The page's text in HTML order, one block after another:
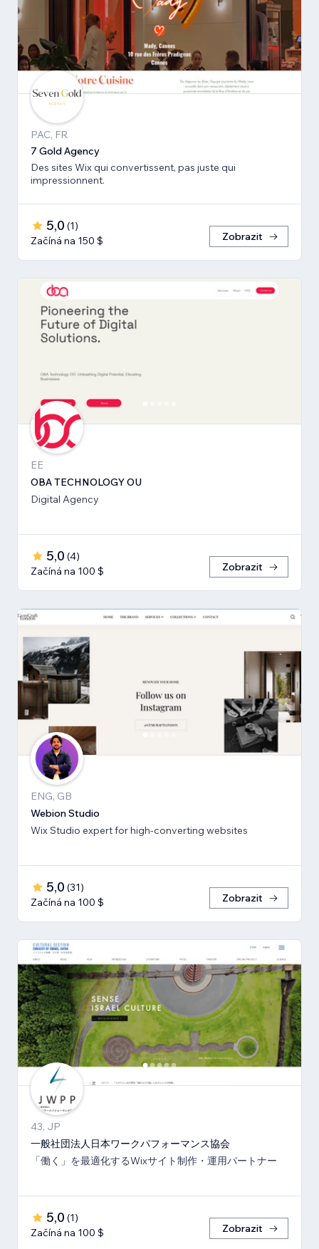
PAC, FR
7 Gold Agency
Des sites Wix qui convertissent, pas juste qui
impressionnent.
5,0 (1)
Začíná na 150 $
Zobrazit
EE
OBA TECHNOLOGY OU
Digital Agency
5,0 (4)
Začíná na 100 $
Zobrazit
ENG, GB
Webion Studio
Wix Studio expert for high-converting websites
5,0 (31)
Začíná na 100 $
Zobrazit
43, JP
一般社団法人日本ワークパフォーマンス協会
「働く」を最適化するWixサイト制作・運用パートナー
5,0 (1)
Začíná na 100 $
Zobrazit